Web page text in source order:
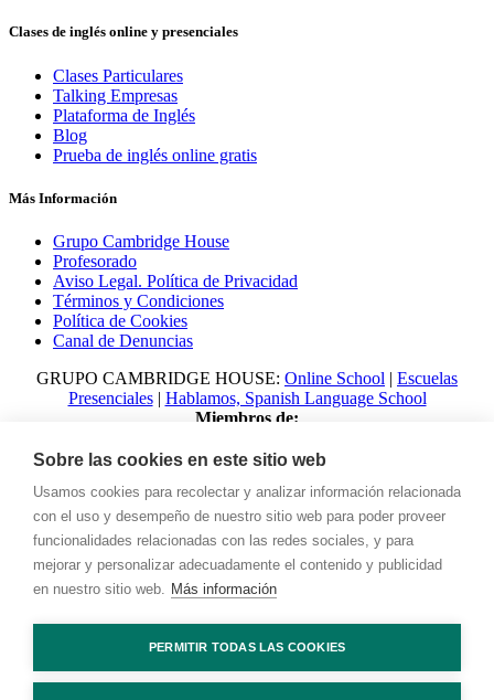
Clases de inglés online y presenciales
Clases Particulares
Talking Empresas
Plataforma de Inglés
Blog
Prueba de inglés online gratis
Más Información
Grupo Cambridge House
Profesorado
Aviso Legal. Política de Privacidad
Términos y Condiciones
Política de Cookies
Canal de Denuncias
GRUPO CAMBRIDGE HOUSE: Online School | Escuelas
Presenciales| Hablamos, Spanish Language School
Miembros de:
© 2023 Talking with Cambridge. All rights reserved Digital
Marketing byAdlibweb
Sobre las cookies en este sitio web
Usamos cookies para recolectar y analizar información relacionada
con el uso y desempeño de nuestro sitio web para poder proveer
funcionalidades relacionadas con las redes sociales, y para
mejorar y personalizar adecuadamente el contenido y publicidad
en nuestro sitio web. Más información
PERMITIR TODAS LAS COOKIES